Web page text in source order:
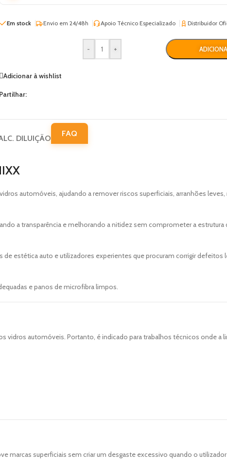
Em stock Envio em 24/48h Apoio Técnico Especializado Distribuidor
- +
Adicionar à wishlist
Partilhar:
DILUIÇÃO
FAQ
automóveis, ajudando a remover riscos superficiais, arranhões leves,
a transparência e melhorando a nitidez sem comprometer a estrutura
estética auto e utilizadores experientes que procuram corrigir defeitos
e panos de microfibra limpos.
vidros automóveis. Portanto, é indicado para trabalhos técnicos onde a
marcas superficiais sem criar um desgaste excessivo quando o